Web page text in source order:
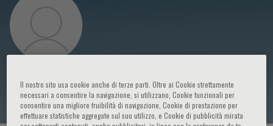
Torsten Gerriet Blum
Il nostro sito usa cookie anche di terze parti. Oltre ai Cookie strettamente
necessari a consentire la navigazione, si utilizzano, Cookie funzionali per
consentire una migliore fruibilità di navigazione, Cookie di prestazione per
effettuare statistiche aggregate sul suo utilizzo, e Cookie di pubblicità mirata